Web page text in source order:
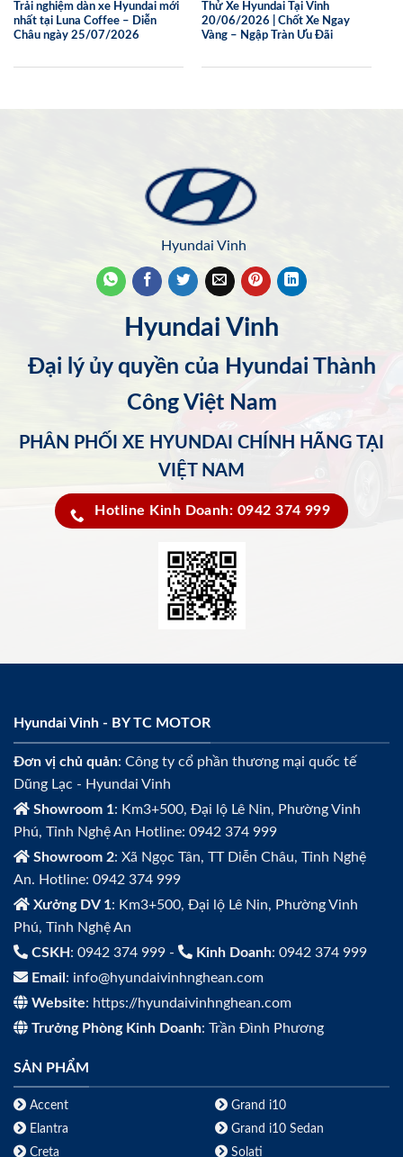
Trải nghiệm dàn xe Hyundai mới
nhất tại Luna Coffee – Diễn
Châu ngày 25/07/2026
Thử Xe Hyundai Tại Vinh
20/06/2026 | Chốt Xe Ngay
Vàng – Ngập Tràn Ưu Đãi
Hyundai Vinh
Hyundai Vinh
Đại lý ủy quyền của Hyundai Thành
Công Việt Nam
PHÂN PHỐI XE HYUNDAI CHÍNH HÃNG TẠI
VIỆT NAM
Hotline Kinh Doanh: 0942 374 999
Hyundai Vinh - BY TC MOTOR
Đơn vị chủ quản: Công ty cổ phần thương mại quốc tế
Dũng Lạc - Hyundai Vinh
Showroom 1: Km3+500, Đại lộ Lê Nin, Phường Vinh
Phú, Tỉnh Nghệ An Hotline: 0942 374 999
Showroom 2: Xã Ngọc Tân, TT Diễn Châu, Tỉnh Nghệ
An. Hotline: 0942 374 999
Xưởng DV 1: Km3+500, Đại lộ Lê Nin, Phường Vinh
Phú, Tỉnh Nghệ An
CSKH : 0942 374 999 - Kinh Doanh: 0942 374 999
Email : info@hyundaivinhnghean.com
Website: https://hyundaivinhnghean.com
Trưởng Phòng Kinh Doanh: Trần Đình Phương
SẢN PHẨM
Accent
Elantra
Creta
Grand i10
Grand i10 Sedan
Solati